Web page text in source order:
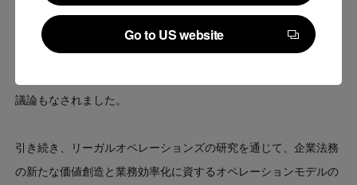
Continue to Japan corporate site
Go to US website
Go to US website
小規模法務部門にとってはハードルが高く感じられる点もある一
方で、業種や組織体制ごとのモデルケースを提示することで、よ
議論もなされました。
引き続き、リーガルオペレーションズの研究を通じて、企業法務
の新たな価値創造と業務効率化に資するオペレーションモデルの